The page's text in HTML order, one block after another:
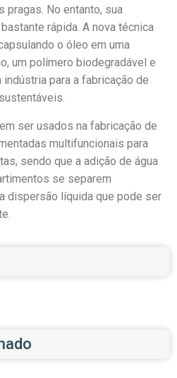
pragas. No entanto, sua
rápida. A nova técnica
o óleo em uma
um polímero biodegradável e
para a fabricação de
ser usados na fabricação de
multifuncionais para
sendo que a adição de água
se separem
dispersão líquida que pode ser